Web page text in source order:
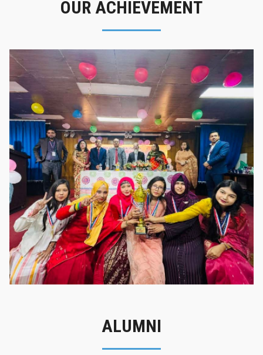
OUR ACHIEVEMENT
গৌরবের মুহূর্ত
গৌরবের মুহূর্ত
ALUMNI